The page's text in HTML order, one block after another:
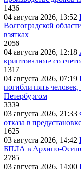
1436
04 августа 2026, 13:52
Волгоградской
взятках
2056
04 августа 2026, 12:18
криптовалюте со
1317
04 августа 2026, 07:19
погибли пять
Петербургом
3339
03 августа 2026, 21:33
отказа в
1625
03 августа 2026, 14:42
БПЛА в Архипо-
2785
03 августа 2026, 14:00